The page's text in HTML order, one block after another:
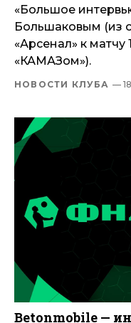
«Большое
Большаковым (из
«Арсенал» к матчу
«КАМАЗом»).
НОВОСТИ КЛУБА —
Betonmobile —